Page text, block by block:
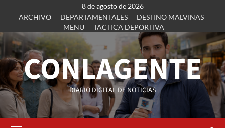
8 de agosto de 2026
ARCHIVO
DEPARTAMENTALES
DESTINO MALVINAS
MENU
TACTICA DEPORTIVA
CONLAGENTE
DIARIO DIGITAL DE NOTICIAS